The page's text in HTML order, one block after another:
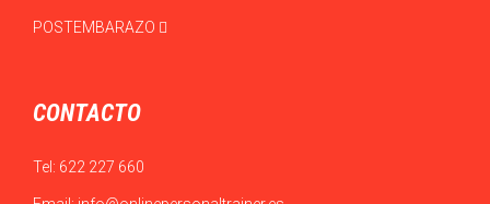
POSTEMBARAZO
CONTACTO
Tel: 622 227 660